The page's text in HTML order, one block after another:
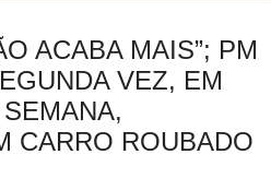
ACABA MAIS”; PM
VEZ, EM
CARRO ROUBADO